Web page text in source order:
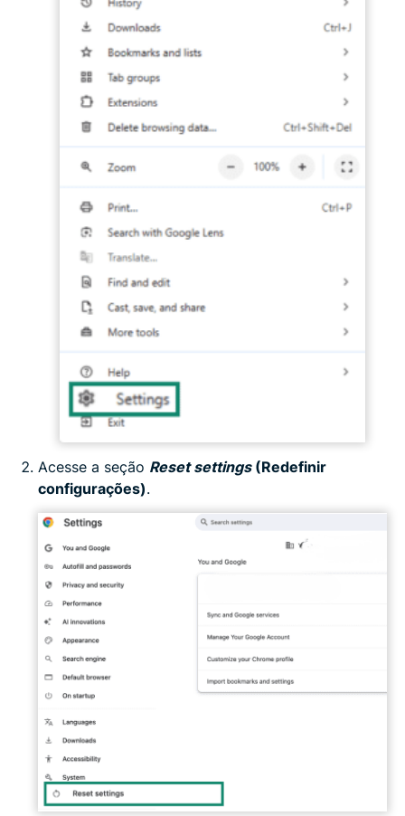
Acesse a seção Reset settings (Redefinir
configurações).